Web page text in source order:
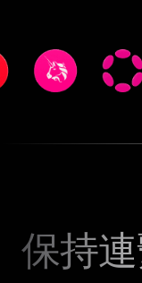
保持連